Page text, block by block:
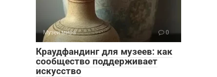
Музеи мира 0
Краудфандинг для музеев: как
сообщество поддерживает
искусство